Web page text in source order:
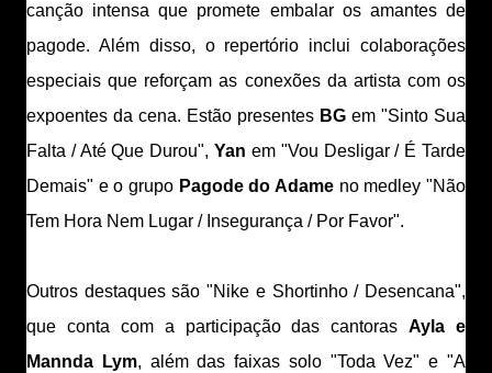
canção intensa que promete embalar os amantes de
pagode. Além disso, o repertório inclui colaborações
especiais que reforçam as conexões da artista com os
expoentes da cena. Estão presentes BG em "Sinto Sua
Falta / Até Que Durou",Yan em "Vou Desligar / É Tarde
Demais" e o grupo Pagode do Adame no medley "Não
Tem Hora Nem Lugar / Insegurança / Por Favor".
Outros destaques são "Nike e Shortinho / Desencana",
que conta com a participação das cantorasAyla e
Mannda Lym, além das faixas solo "Toda Vez" e "A